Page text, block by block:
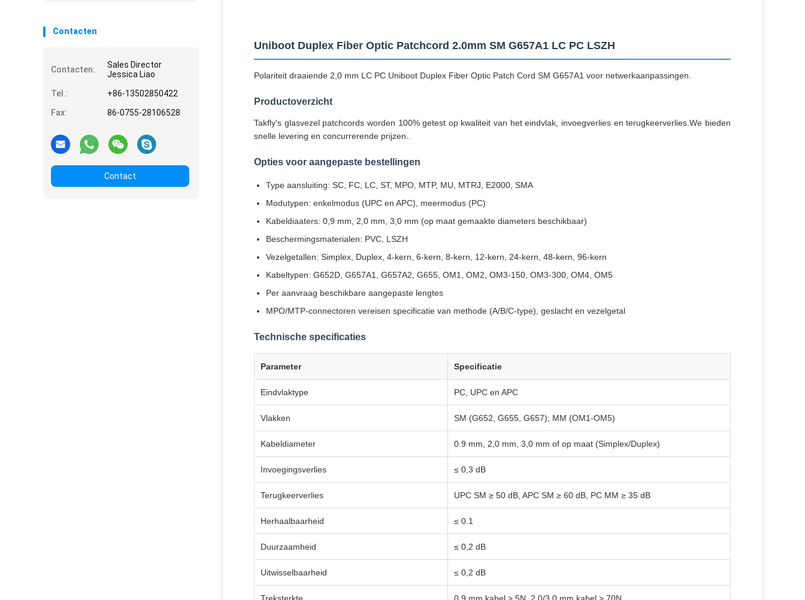
Contacten
Contacten:
Sales Director
Jessica Liao
Tel.:
+86-13502850422
Fax:
86-0755-28106528
Contact
Uniboot Duplex Fiber Optic Patchcord 2.0mm SM G657A1 LC PC LSZH
Polariteit draaiende 2,0 mm LC PC Uniboot Duplex Fiber Optic Patch Cord SM G657A1 voor netwerkaanpassingen.
Productoverzicht
Takfly's glasvezel patchcords worden 100% getest op kwaliteit van het eindvlak, invoegverlies en terugkeerverlies.We bieden
snelle levering en concurrerende prijzen..
Opties voor aangepaste bestellingen
Type aansluiting: SC, FC, LC, ST, MPO, MTP, MU, MTRJ, E2000, SMA
Modutypen: enkelmodus (UPC en APC), meermodus (PC)
Kabeldiaaters: 0,9 mm, 2,0 mm, 3,0 mm (op maat gemaakte diameters beschikbaar)
Beschermingsmaterialen: PVC, LSZH
Vezelgetallen: Simplex, Duplex, 4-kern, 6-kern, 8-kern, 12-kern, 24-kern, 48-kern, 96-kern
Kabeltypen: G652D, G657A1, G657A2, G655, OM1, OM2, OM3-150, OM3-300, OM4, OM5
Per aanvraag beschikbare aangepaste lengtes
MPO/MTP-connectoren vereisen specificatie van methode (A/B/C-type), geslacht en vezelgetal
Technische specificaties
Parameter Specificatie
Eindvlaktype PC, UPC en APC
Vlakken SM (G652, G655, G657); MM (OM1-OM5)
Kabeldiameter 0.9 mm, 2,0 mm, 3,0 mm of op maat (Simplex/Duplex)
Invoegingsverlies ≤ 0,3 dB
Terugkeerverlies UPC SM ≥ 50 dB, APC SM ≥ 60 dB, PC MM ≥ 35 dB
Herhaalbaarheid ≤ 0.1
Duurzaamheid ≤ 0,2 dB
Uitwisselbaarheid ≤ 0,2 dB